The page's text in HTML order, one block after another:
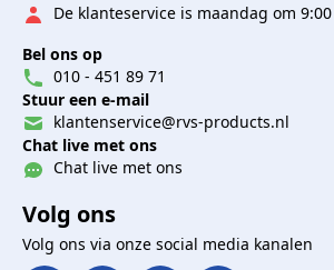
De klanteservice is maandag om
Bel ons op
010 - 451 89 71
Stuur een e-mail
klantenservice@rvs-products.nl
Chat live met ons
Chat live met ons
Volg ons
Volg ons via onze social media kanalen